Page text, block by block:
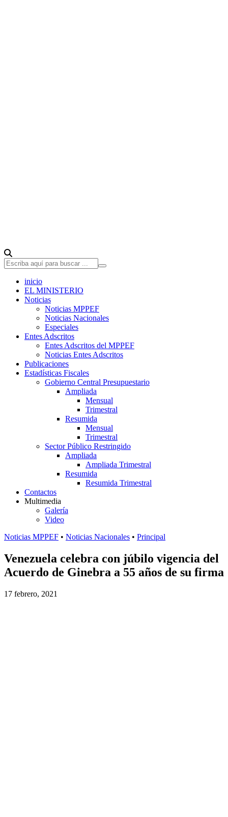
inicio
EL MINISTERIO
Noticias
Noticias MPPEF
Noticias Nacionales
Especiales
Entes Adscritos
Entes Adscritos del MPPEF
Noticias Entes Adscritos
Publicaciones
Estadísticas Fiscales
Gobierno Central Presupuestario
Ampliada
Mensual
Trimestral
Resumida
Mensual
Trimestral
Sector Público Restringido
Ampliada
Ampliada Trimestral
Resumida
Resumida Trimestral
Contactos
Multimedia
Galería
Video
Noticias MPPEF • Noticias Nacionales • Principal
Venezuela celebra con júbilo vigencia del
Acuerdo de Ginebra a 55 años de su firma
17 febrero, 2021